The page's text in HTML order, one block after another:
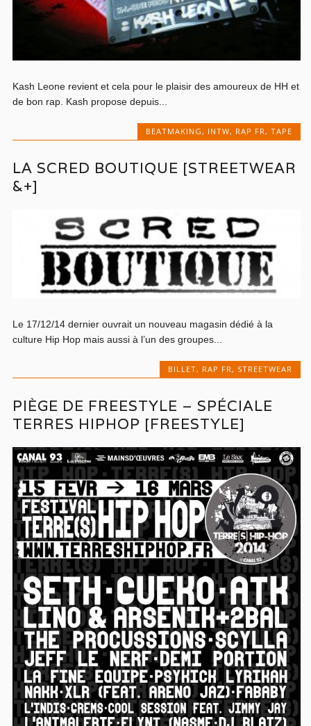
Kash Leone revient et cela pour le plaisir des amoureux de HH et
de bon rap. Kash propose depuis...
BEATMAKING, INTW, RAP FR, TAPE
LA SCRED BOUTIQUE [STREETWEAR
&+]
Le 17/12/14 dernier ouvrait un nouveau magasin dédié à la
culture Hip Hop mais aussi à l’un des groupes...
BILLET, RAP FR, STREETWEAR
PIÈGE DE FREESTYLE – SPÉCIALE
TERRES HIPHOP [FREESTYLE]